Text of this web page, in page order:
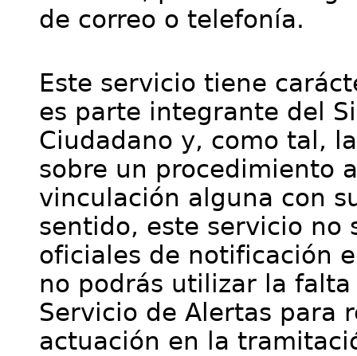
de correo o telefonía.
Este servicio tiene
es parte integrante del
Ciudadano y, como tal,
sobre un procedimiento
vinculación alguna con
sentido, este servicio no
oficiales de notificación
no podrás utilizar la
Servicio de Alertas para
actuación en la